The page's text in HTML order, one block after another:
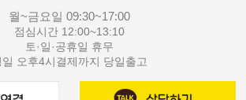
월~금요일 09:30~17:00
점심시간 12:00~13:10
토·일·공휴일 휴무
일 오후4시결제까지 당일출고